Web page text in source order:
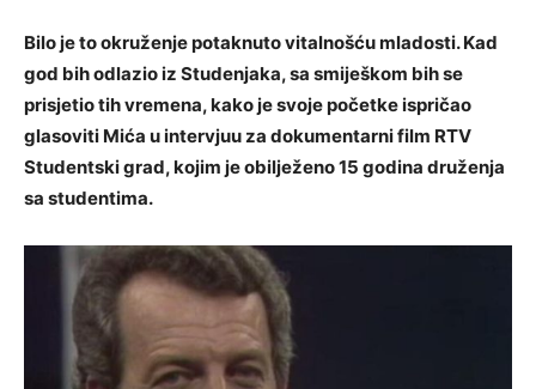
Bilo je to okruženje potaknuto vitalnošću mladosti. Kad
god bih odlazio iz Studenjaka, sa smiješkom bih se
prisjetio tih vremena, kako je svoje početke ispričao
glasoviti Mića u intervjuu za dokumentarni film RTV
Studentski grad, kojim je obilježeno 15 godina druženja
sa studentima.